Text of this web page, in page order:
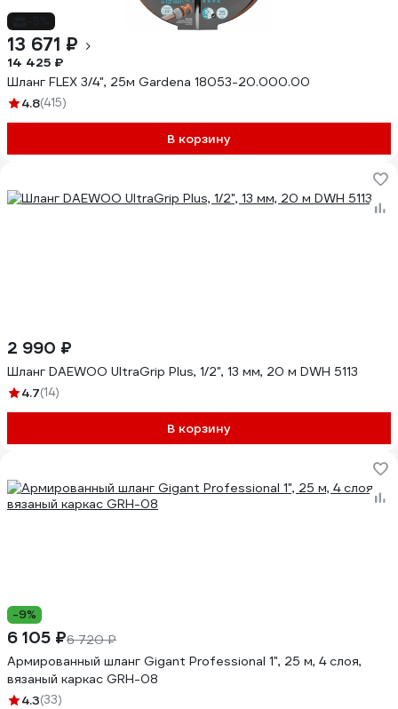
13 671 ₽
14 425 ₽
Шланг FLEX 3/4", 25м Gardena 18053-20.000.00
4.8(415)
В корзину
2 990 ₽
Шланг DAEWOO UltraGrip Plus, 1/2", 13 мм, 20 м DWH 5113
4.7(14)
В корзину
-9%
6 105 ₽6 720 ₽
Армированный шланг Gigant Professional 1", 25 м, 4 слоя,
вязаный каркас GRH-08
4.3(33)